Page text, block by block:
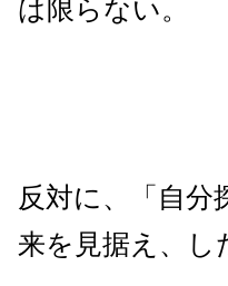
は限らない。
反対に、「自分
来を見据え、